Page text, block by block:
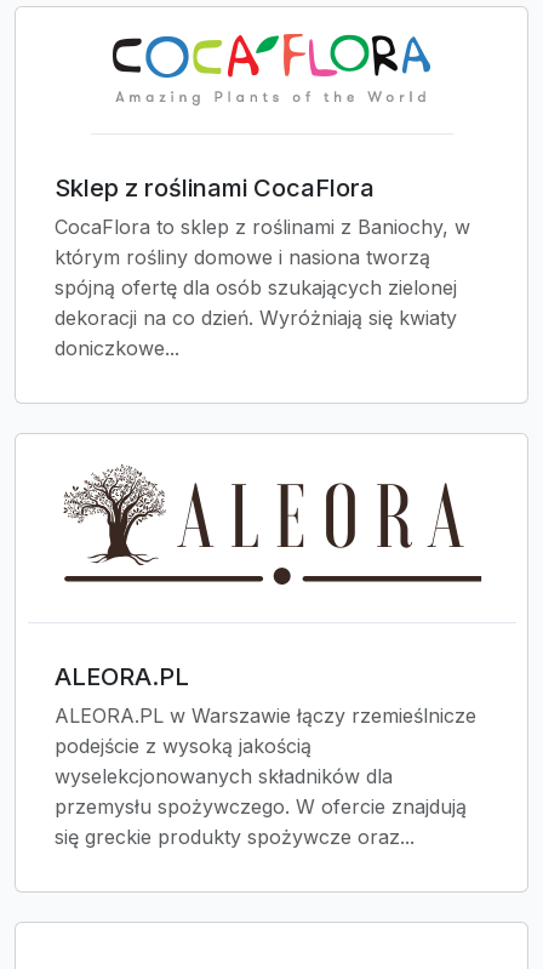
Sklep z roślinami CocaFlora
CocaFlora to sklep z roślinami z Baniochy, w
którym rośliny domowe i nasiona tworzą
spójną ofertę dla osób szukających zielonej
dekoracji na co dzień. Wyróżniają się kwiaty
doniczkowe...
ALEORA.PL
ALEORA.PL w Warszawie łączy rzemieślnicze
podejście z wysoką jakością
wyselekcjonowanych składników dla
przemysłu spożywczego. W ofercie znajdują
się greckie produkty spożywcze oraz...